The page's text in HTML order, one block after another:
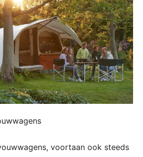
voortaan ook steeds